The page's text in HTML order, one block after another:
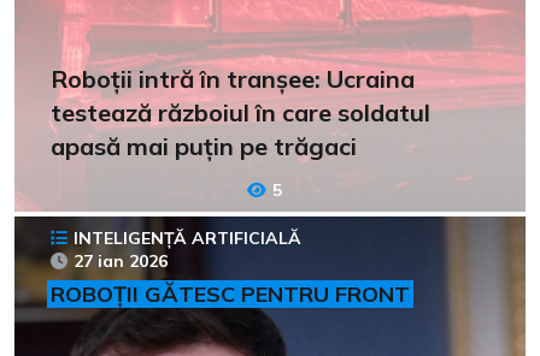
Roboții intră în tranșee: Ucraina
testează războiul în care soldatul
apasă mai puțin pe trăgaci
5
INTELIGENȚĂ ARTIFICIALĂ
27 ian 2026
ROBOȚII GĂTESC PENTRU FRONT